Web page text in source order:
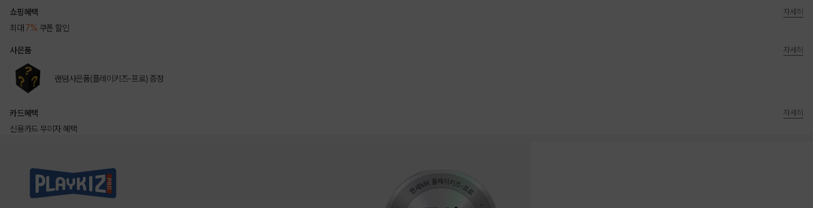
쇼핑혜택
최대 7% 쿠폰 할인
자세히
사은품
랜덤사은품(플레이키즈-프로) 증정
자세히
카드혜택
신용카드 무이자 혜택
자세히